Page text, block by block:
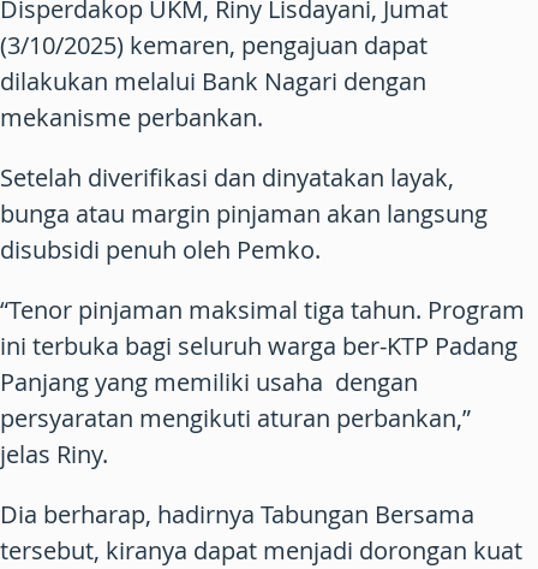
Disperdakop UKM, Riny Lisdayani, Jumat
(3/10/2025) kemaren, pengajuan dapat
dilakukan melalui Bank Nagari dengan
mekanisme perbankan.
Setelah diverifikasi dan dinyatakan layak,
bunga atau margin pinjaman akan langsung
disubsidi penuh oleh Pemko.
“Tenor pinjaman maksimal tiga tahun. Program
ini terbuka bagi seluruh warga ber-KTP Padang
Panjang yang memiliki usaha dengan
persyaratan mengikuti aturan perbankan,”
jelas Riny.
Dia berharap, hadirnya Tabungan Bersama
tersebut, kiranya dapat menjadi dorongan kuat